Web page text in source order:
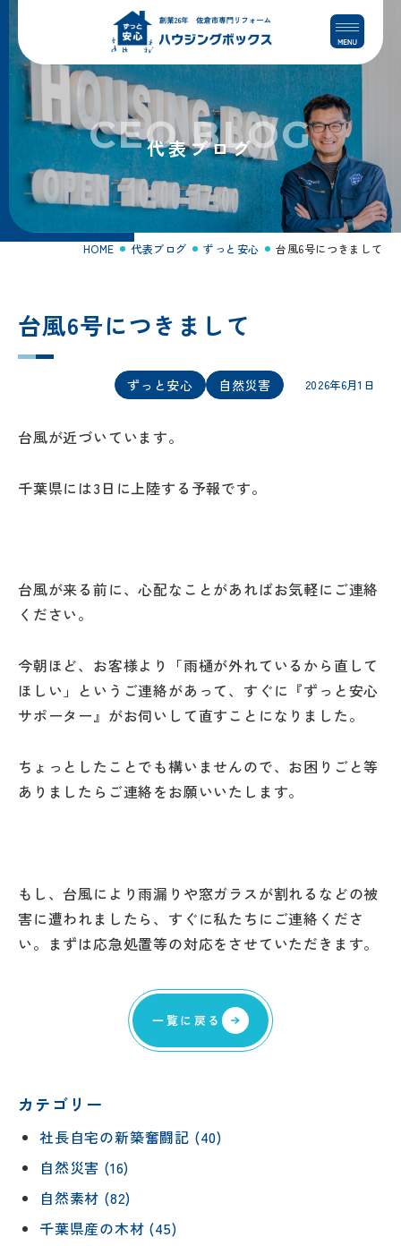
コ
テ
ン
ス
ナ
ゲ
ー
ン
代表ブログ
CEO BLOG
HOME 代表ブログ ずっと安心 台風6号につきまして
台風6号につきまして
ずっと安心 自然災害 2026年6月1日
台風が近づいています。
千葉県には3日に上陸する予報です。
台風が来る前に、心配なことがあればお気軽にご連絡
ください。
今朝ほど、お客様より「雨樋が外れているから直して
ほしい」というご連絡があって、すぐに『ずっと安心
サポーター』がお伺いして直すことになりました。
ちょっとしたことでも構いませんので、お困りごと等
ありましたらご連絡をお願いいたします。
もし、台風により雨漏りや窓ガラスが割れるなどの被
害に遭われましたら、すぐに私たちにご連絡くださ
い。まずは応急処置等の対応をさせていただきます。
一覧に戻る
カテゴリー
社長自宅の新築奮闘記 (40)
自然災害 (16)
自然素材 (82)
千葉県産の木材 (45)